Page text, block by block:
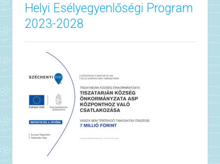
Helyi Esélyegyenlőségi Program
2023-2028